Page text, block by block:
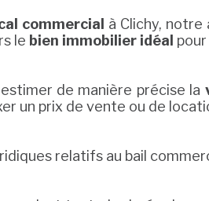
commercial à Clichy,
le bien immobilier idéal
de manière précise la
un prix de vente ou de
relatifs au bail